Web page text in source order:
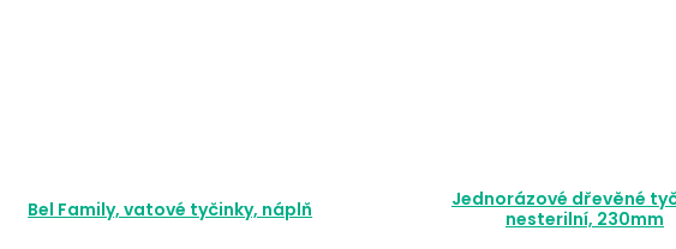
Bel Family, vatové tyčinky, náplň
Jednorázové dřevěné
nesterilní, 230mm